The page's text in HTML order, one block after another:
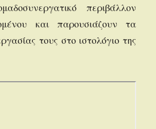
περιβάλλον
και παρουσιάζουν τα
τους στο ιστολόγιο της